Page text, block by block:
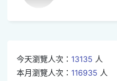
今天瀏覽人次： 13135 人
本月瀏覽人次： 116935 人